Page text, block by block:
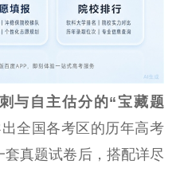
与自主估分的“宝藏题
全国各考区的历年高考
真题试卷后，搭配详尽